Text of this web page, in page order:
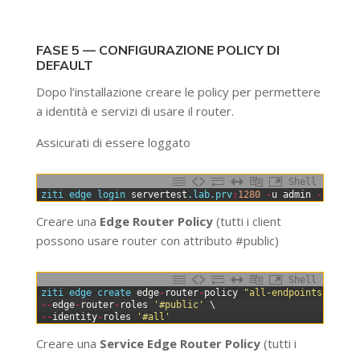
FASE 5 — CONFIGURAZIONE POLICY DI
DEFAULT
Dopo l’installazione creare le policy per permettere
a identità e servizi di usare il router.
Assicurati di essere loggato
Shell
ziti edge login servertest .lab.prv: 1280 -u admin -
Creare una Edge Router Policy(tutti i client
possono usare router con attributo #public)
Shell
ziti edge create edge- router-policy
"all-endpoints-all-
--edge- router- roles '#public'
\
--identity- roles '#all'
Creare una Service Edge Router Policy(tutti i